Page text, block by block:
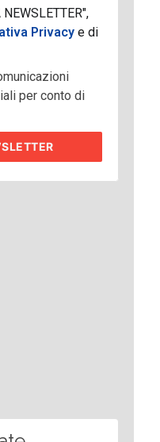
Privacye di
per conto di